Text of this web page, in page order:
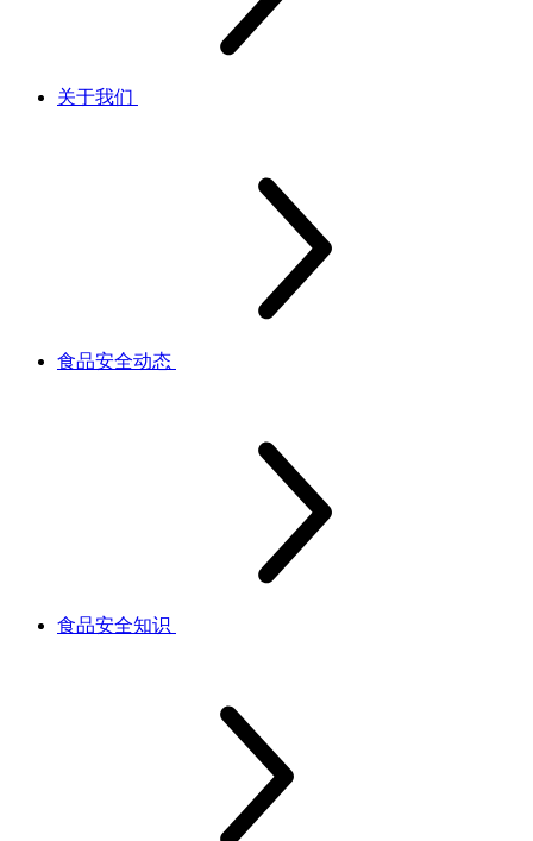
关于我们
食品安全动态
食品安全知识